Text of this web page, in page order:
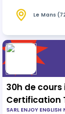
Son impact sur
Activité
PARTIE 2 : La + value d'internet et des réseaux
les bons réseaux
Le Mans
30h de cours
Certification
SARL ENJOY ENGLISH